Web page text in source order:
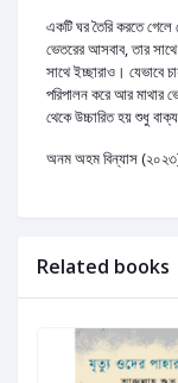
একটি ঘর তৈরি করতে
ভেতরের আসবাব, তার
সাথে ইচ্ছারাও। যেভাবে
পরিপালন করে আর মাথার
থেকে উচ্চারিত হয় শুধু
অনম অহম বিন্যাস
Related books